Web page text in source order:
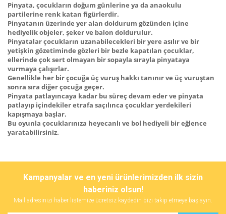
Pinyata, çocukların doğum günlerine ya da anaokulu
partilerine renk katan figürlerdir.
Pinyatanın üzerinde yer alan doldurum gözünden içine
hediyelik objeler, şeker ve balon doldurulur.
Pinyatalar çocukların uzanabilecekleri bir yere asılır ve bir
yetişkin gözetiminde gözleri bir bezle kapatılan çocuklar,
ellerinde çok sert olmayan bir sopayla sırayla pinyataya
vurmaya çalışırlar.
Genellikle her bir çocuğa üç vuruş hakkı tanınır ve üç vuruştan
sonra sıra diğer çocuğa geçer.
Pinyata patlayıncaya kadar bu süreç devam eder ve pinyata
patlayıp içindekiler etrafa saçılınca çocuklar yerdekileri
kapışmaya başlar.
Bu oyunla çocuklarınıza heyecanlı ve bol hediyeli bir eğlence
yaratabilirsiniz.
Bu ürüne ilk yorumu siz yapın!
Yorum Yaz
tarafımıza iletebilirsiniz.
Görüş ve önerileriniz için teşekkür ederiz.
Ürün resmi kalitesiz, bozuk veya görüntülenemiyor.
Kampanyalar ve en yeni ürünlerimizden ilk sizin
haberiniz olsun!
Mail adresinizi haber listemize ücretsiz kaydedin bizi takip etmeye başlayın.